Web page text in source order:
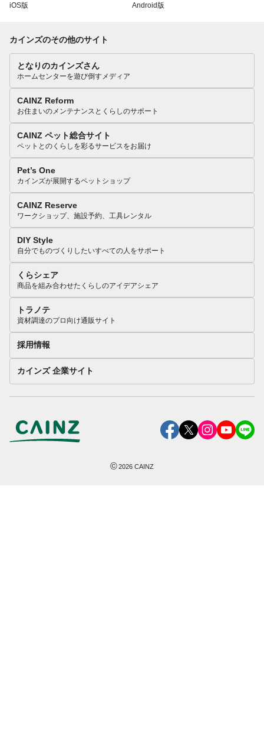
iOS版 Android版
カインズのその他のサイト
となりのカインズさん
ホームセンターを遊び倒すメディア
CAINZ Reform
お住まいのメンテナンスとくらしのサポート
CAINZ ペット総合サイト
ペットとのくらしを彩るサービスをお届け
Pet’s One
カインズが展開するペットショップ
CAINZ Reserve
ワークショップ、施設予約、工具レンタル
DIY Style
自分でものづくりしたいすべての人をサポート
くらシェア
商品を組み合わせたくらしのアイデアシェア
トラノテ
資材調達のプロ向け通販サイト
採用情報
カインズ 企業サイト
©2026 CAINZ